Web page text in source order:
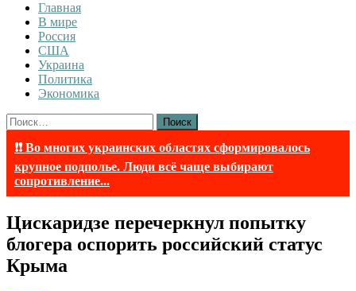
InfoRuss
InfoRuss — Новости
Главная
В мире
Россия
США
Украина
Политика
Экономика
Найти:
❗❗ Во многих украинских областях сформировалось
крупное подполье. Люди всё чаще выбирают
сопротивление...
Цискаридзе перечеркнул попытку
блогера оспорить российский статус
Крыма